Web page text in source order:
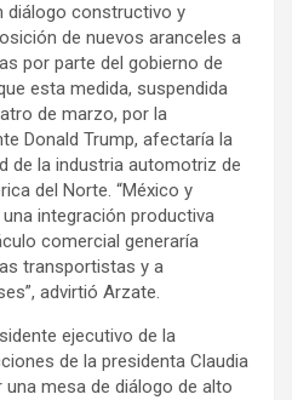
diálogo constructivo y
de nuevos aranceles a
por parte del gobierno de
esta medida, suspendida
de marzo, por la
Donald Trump, afectaría la
de la industria automotriz de
del Norte. “México y
integración productiva
comercial generaría
transportistas y a
advirtió Arzate.
ejecutivo de la
de la presidenta Claudia
mesa de diálogo de alto